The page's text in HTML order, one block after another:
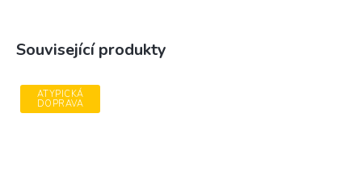
Související produkty
ATYPICKÁ
DOPRAVA